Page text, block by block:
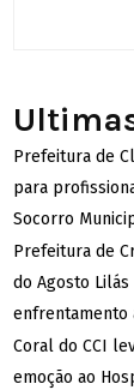
Prefeitura de
para
Socorro
Prefeitura de
do Agosto
enfrentamento
Coral do CCI
emoção ao